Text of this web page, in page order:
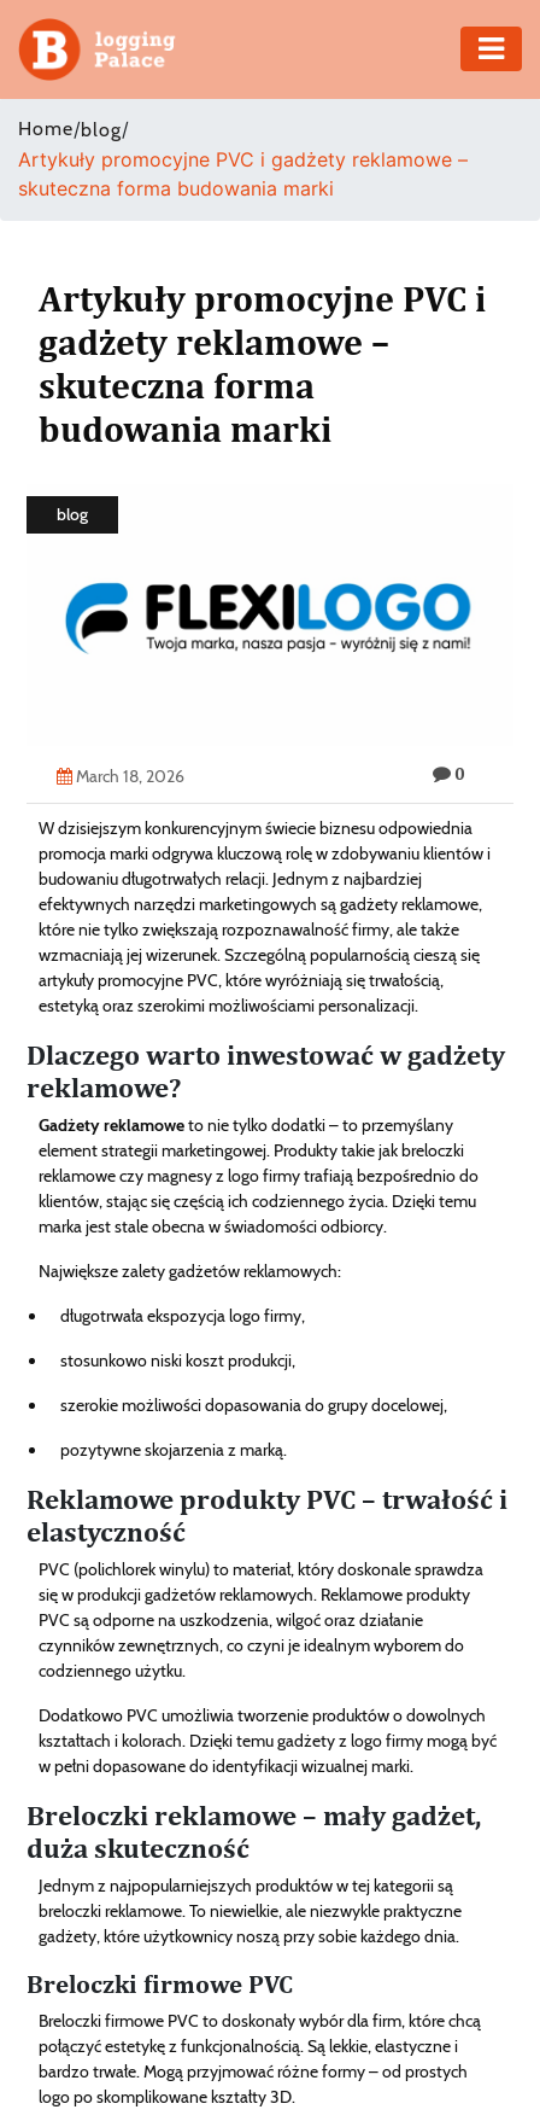
Adventure
Business
Health
Insurance
Shopping
Estate
Contact
Home/blog/
Artykuły promocyjne PVC i gadżety reklamowe –
skuteczna forma budowania marki
Artykuły promocyjne PVC i
gadżety reklamowe –
skuteczna forma
budowania marki
blog
March 18, 2026 0
W dzisiejszym konkurencyjnym świecie biznesu odpowiednia
promocja marki odgrywa kluczową rolę w zdobywaniu klientów i
budowaniu długotrwałych relacji. Jednym z najbardziej
efektywnych narzędzi marketingowych są gadżety reklamowe,
które nie tylko zwiększają rozpoznawalność firmy, ale także
wzmacniają jej wizerunek. Szczególną popularnością cieszą się
artykuły promocyjne PVC, które wyróżniają się trwałością,
estetyką oraz szerokimi możliwościami personalizacji.
Dlaczego warto inwestować w gadżety
reklamowe?
Gadżety reklamoweto nie tylko dodatki – to przemyślany
element strategii marketingowej. Produkty takie jak breloczki
reklamowe czy magnesy z logo firmy trafiają bezpośrednio do
klientów, stając się częścią ich codziennego życia. Dzięki temu
marka jest stale obecna w świadomości odbiorcy.
Największe zalety gadżetów reklamowych:
długotrwała ekspozycja logo firmy,
stosunkowo niski koszt produkcji,
szerokie możliwości dopasowania do grupy docelowej,
pozytywne skojarzenia z marką.
Reklamowe produkty PVC – trwałość i
elastyczność
PVC (polichlorek winylu) to materiał, który doskonale sprawdza
się w produkcji gadżetów reklamowych. Reklamowe produkty
PVC są odporne na uszkodzenia, wilgoć oraz działanie
czynników zewnętrznych, co czyni je idealnym wyborem do
codziennego użytku.
Dodatkowo PVC umożliwia tworzenie produktów o dowolnych
kształtach i kolorach. Dzięki temu gadżety z logo firmy mogą być
w pełni dopasowane do identyfikacji wizualnej marki.
Breloczki reklamowe – mały gadżet,
duża skuteczność
Jednym z najpopularniejszych produktów w tej kategorii są
breloczki reklamowe. To niewielkie, ale niezwykle praktyczne
gadżety, które użytkownicy noszą przy sobie każdego dnia.
Breloczki firmowe PVC
Breloczki firmowe PVC to doskonały wybór dla firm, które chcą
połączyć estetykę z funkcjonalnością. Są lekkie, elastyczne i
bardzo trwałe. Mogą przyjmować różne formy – od prostych
logo po skomplikowane kształty 3D.